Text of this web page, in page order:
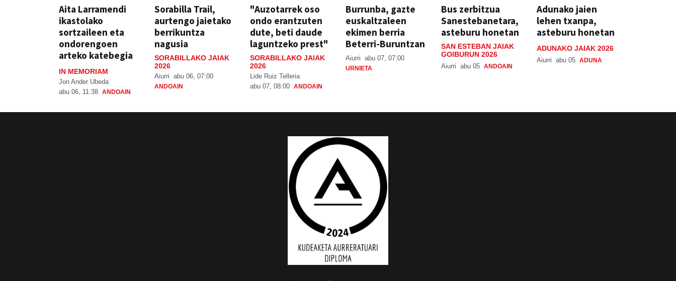
Aita Larramendi
ikastolako
sortzaileen eta
ondorengoen
arteko katebegia
IN MEMORIAM
Jon Ander Ubeda
abu 06, 11:38 ANDOAIN
Sorabilla Trail,
aurtengo jaietako
berrikuntza
nagusia
SORABILLAKO JAIAK
2026
Aiurri abu 06, 07:00
ANDOAIN
"Auzotarrek oso
ondo erantzuten
dute, beti daude
laguntzeko prest"
SORABILLAKO JAIAK
2026
Lide Ruiz Telleria
abu 07, 08:00 ANDOAIN
Burrunba, gazte
euskaltzaleen
ekimen berria
Beterri-Buruntzan
Aiurri abu 07, 07:00
URNIETA
Bus zerbitzua
Sanestebanetara,
asteburu honetan
SAN ESTEBAN JAIAK
GOIBURUN 2026
Aiurri abu 05 ANDOAIN
Adunako jaien
lehen txanpa,
asteburu honetan
ADUNAKO JAIAK 2026
Aiurri abu 05 ADUNA